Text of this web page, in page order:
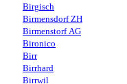
Birgisch
Birmensdorf ZH
Birmenstorf AG
Bironico
Birr
Birrhard
Birrwil